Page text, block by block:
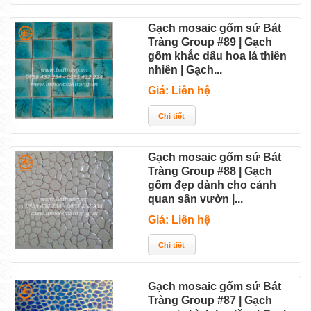
Gạch mosaic gốm sứ Bát
Tràng Group #89 | Gạch
gốm khắc dấu hoa lá thiên
nhiên | Gạch...
Giá: Liên hệ
Gạch mosaic gốm sứ Bát
Tràng Group #88 | Gạch
gốm đẹp dành cho cảnh
quan sân vườn |...
Giá: Liên hệ
Gạch mosaic gốm sứ Bát
Tràng Group #87 | Gạch